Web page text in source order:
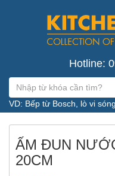
Hotline:
VD: Bếp từ Bosch, lò vi
ẤM ĐUN
20CM